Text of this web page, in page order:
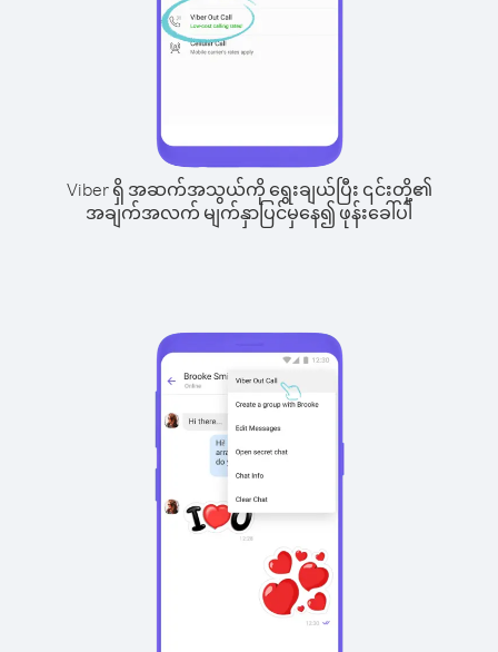
Viber ရှိ အဆက်အသွယ်ကို ရွေးချယ်ပြီး ၎င်းတို့၏
အချက်အလက် မျက်နှာပြင်မှနေ၍ ဖုန်းခေါ်ပါ